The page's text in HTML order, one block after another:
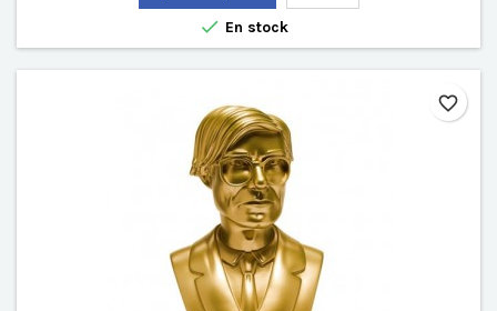
 En stock
favorite_border